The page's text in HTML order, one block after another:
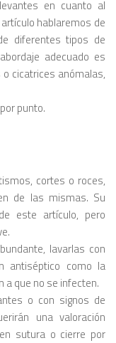
en cuanto al
hablaremos de
diferentes tipos de
adecuado es
cicatrices anómalas,
punto.
cortes o roces,
de las mismas. Su
este artículo, pero
lavarlas con
antiséptico como la
a que no se infecten.
o con signos de
una valoración
sutura o cierre por